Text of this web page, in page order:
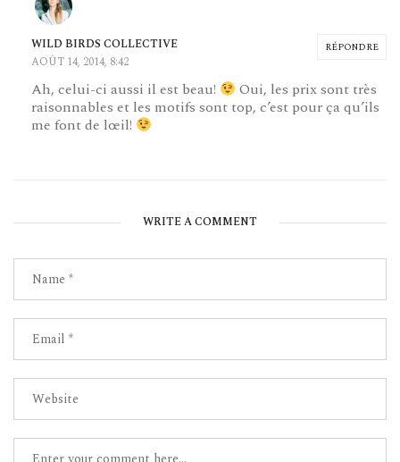
RÉPONDRE
WILD BIRDS COLLECTIVE
AOÛT 14, 2014, 8:42
Ah, celui-ci aussi il est beau!
Oui, les prix sont très
raisonnables et les motifs sont top, c’est pour ça qu’ils
me font de lœil!
WRITE A COMMENT